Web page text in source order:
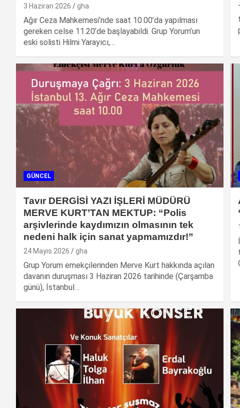
3 Haziran 2026 gha
Ağır Ceza Mahkemesi’nde saat 10.00’da yapılması
gereken celse 11.20’de başlayabildi. Grup Yorum’un
eski solisti Hilmi Yarayıcı,…
GÜNCEL
Tavır DERGİSİ YAZI İŞLERİ MÜDÜRÜ
MERVE KURT’TAN MEKTUP: “Polis
arşivlerinde kaydımızın olmasının tek
nedeni halk için sanat yapmamızdır!”
24 Mayıs 2026 gha
Grup Yorum emekçilerinden Merve Kurt hakkında açılan
davanın duruşması 3 Haziran 2026 tarihinde (Çarşamba
günü), İstanbul…